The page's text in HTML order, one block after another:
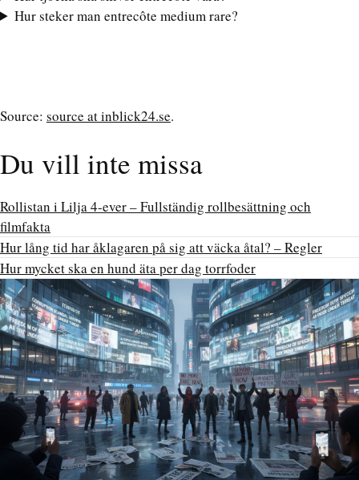
Hur steker man entrecôte medium rare?
Source: source at inblick24.se.
Du vill inte missa
Rollistan i Lilja 4-ever – Fullständig rollbesättning och
filmfakta
Hur lång tid har åklagaren på sig att väcka åtal? – Regler
Hur mycket ska en hund äta per dag torrfoder